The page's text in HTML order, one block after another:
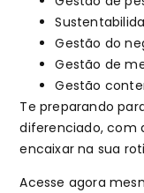
Gestão do
Gestão de
Gestão
Te preparando
diferenciado, com
encaixar na sua
Acesse agora